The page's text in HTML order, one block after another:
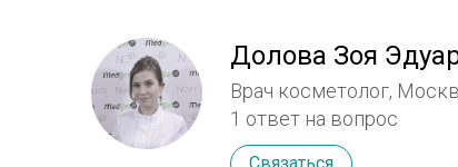
Долова Зоя
Врач косметолог,
1 ответ на вопрос